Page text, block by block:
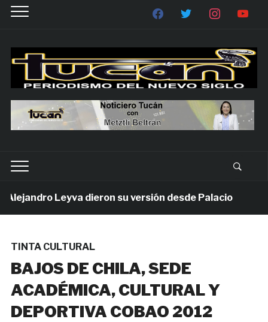
Leyva dieron su versión desde Palacio
TINTA CULTURAL
BAJOS DE CHILA, SEDE
ACADÉMICA, CULTURAL Y
DEPORTIVA COBAO 2012